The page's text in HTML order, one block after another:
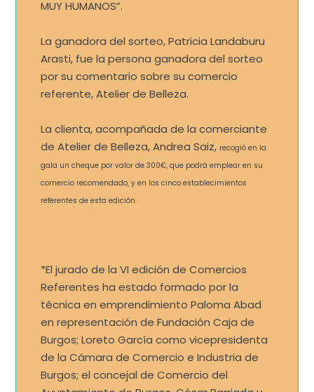
MUY HUMANOS”.
La ganadora del sorteo, Patricia Landaburu
Arasti, fue la persona ganadora del sorteo
por su comentario sobre su comercio
referente, Atelier de Belleza.
La clienta, acompañada de la comerciante
de Atelier de Belleza, Andrea Saiz, recogió en la
gala un cheque por valor de 300€, que podrá emplear en su
comercio recomendado, y en los cinco establecimientos
referentes de esta edición.
*El jurado de la VI edición de Comercios
Referentes ha estado formado por la
técnica en emprendimiento Paloma Abad
en representación de Fundación Caja de
Burgos; Loreto García como vicepresidenta
de la Cámara de Comercio e Industria de
Burgos; el concejal de Comercio del